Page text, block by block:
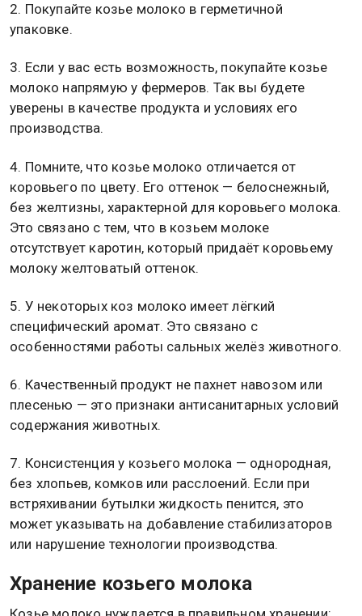
2. Покупайте козье молоко в герметичной
упаковке.
3. Если у вас есть возможность, покупайте козье
молоко напрямую у фермеров. Так вы будете
уверены в качестве продукта и условиях его
производства.
4. Помните, что козье молоко отличается от
коровьего по цвету. Его оттенок — белоснежный,
без желтизны, характерной для коровьего молока.
Это связано с тем, что в козьем молоке
отсутствует каротин, который придаёт коровьему
молоку желтоватый оттенок.
5. У некоторых коз молоко имеет лёгкий
специфический аромат. Это связано с
особенностями работы сальных желёз животного.
6. Качественный продукт не пахнет навозом или
плесенью — это признаки антисанитарных условий
содержания животных.
7. Консистенция у козьего молока — однородная,
без хлопьев, комков или расслоений. Если при
встряхивании бутылки жидкость пенится, это
может указывать на добавление стабилизаторов
или нарушение технологии производства.
Хранение козьего молока